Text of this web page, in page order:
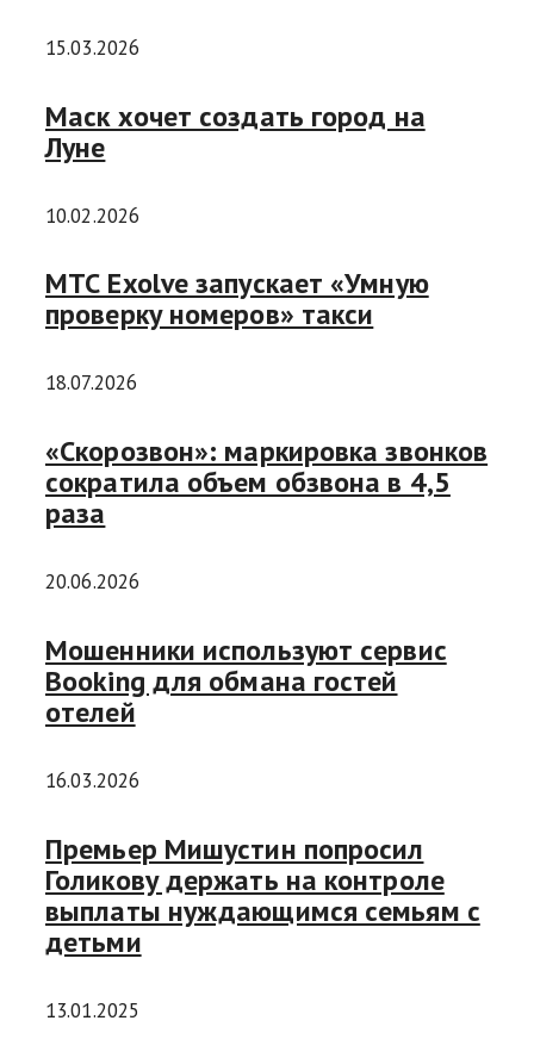
15.03.2026
Маск хочет создать город на
Луне
10.02.2026
МТС Exolve запускает «Умную
проверку номеров» такси
18.07.2026
«Скорозвон»: маркировка звонков
сократила объем обзвона в 4,5
раза
20.06.2026
Мошенники используют сервис
Booking для обмана гостей
отелей
16.03.2026
Премьер Мишустин попросил
Голикову держать на контроле
выплаты нуждающимся семьям с
детьми
13.01.2025